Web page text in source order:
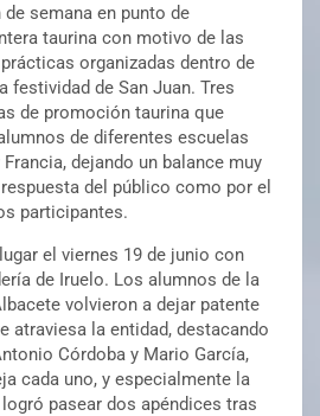
semana en punto de
taurina con motivo de las
organizadas dentro de
festividad de San Juan. Tres
de promoción taurina que
de diferentes escuelas
dejando un balance muy
del público como por el
participantes.
el viernes 19 de junio con
de Iruelo. Los alumnos de la
volvieron a dejar patente
atraviesa la entidad, destacando
Córdoba y Mario García,
cada uno, y especialmente la
pasear dos apéndices tras